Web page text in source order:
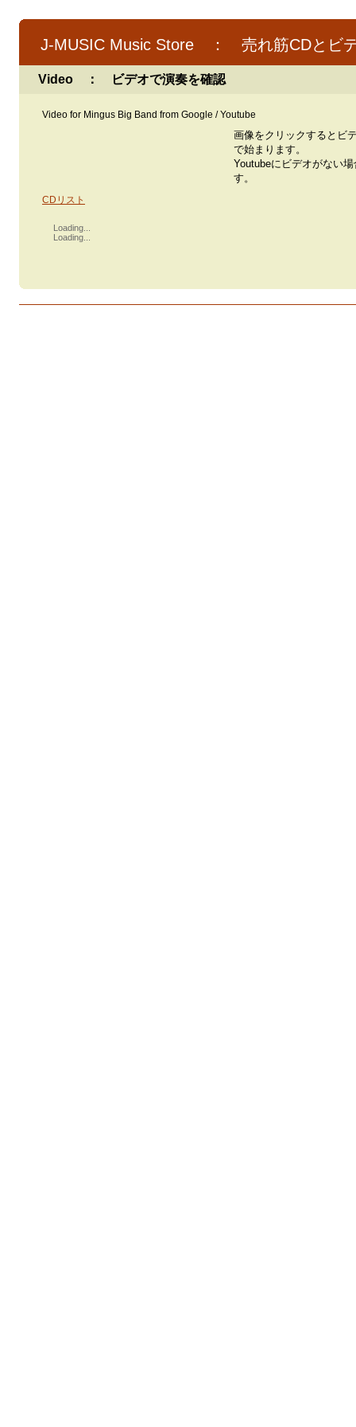
J-MUSIC Music Store ： 売れ筋CDとビ
Video ： ビデオで演奏を確認
Video for Mingus Big Band from Google / Youtube
画像をクリックするとビ
で始まります。
Youtubeにビデオがない
す。
CDリスト
Loading...
Loading...